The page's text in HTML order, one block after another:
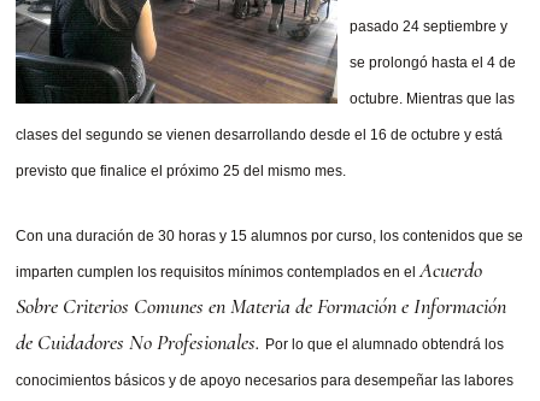
pasado 24 septiembre y
se prolongó hasta el 4 de
octubre. Mientras que las
clases del segundo se vienen desarrollando desde el 16 de octubre y está
previsto que finalice el próximo 25 del mismo mes.
Con una duración de 30 horas y 15 alumnos por curso, los contenidos que se
imparten cumplen los requisitos mínimos contemplados en elAcuerdo
Sobre Criterios Comunes en Materia de Formación e Información
de Cuidadores No Profesionales. Por lo que el alumnado obtendrá los
conocimientos básicos y de apoyo necesarios para desempeñar las labores